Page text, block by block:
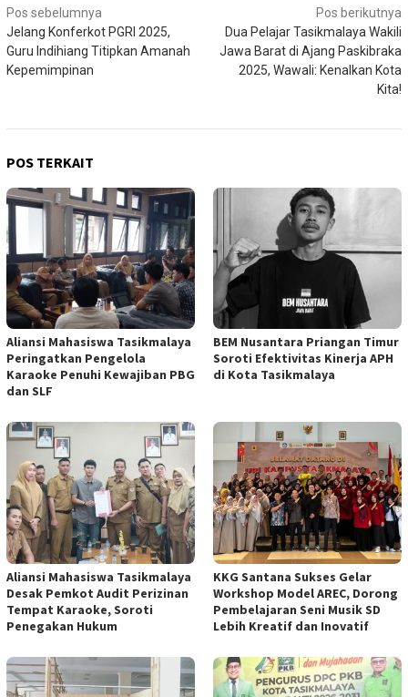
Navigasi
pos
Pos sebelumnya
Jelang Konferkot PGRI 2025,
Guru Indihiang Titipkan Amanah
Kepemimpinan
Pos berikutnya
Dua Pelajar Tasikmalaya Wakili
Jawa Barat di Ajang Paskibraka
2025, Wawali: Kenalkan Kota
Kita!
POS TERKAIT
Aliansi Mahasiswa Tasikmalaya
Peringatkan Pengelola
Karaoke Penuhi Kewajiban PBG
dan SLF
BEM Nusantara Priangan Timur
Soroti Efektivitas Kinerja APH
di Kota Tasikmalaya
Aliansi Mahasiswa Tasikmalaya
Desak Pemkot Audit Perizinan
Tempat Karaoke, Soroti
Penegakan Hukum
KKG Santana Sukses Gelar
Workshop Model AREC, Dorong
Pembelajaran Seni Musik SD
Lebih Kreatif dan Inovatif